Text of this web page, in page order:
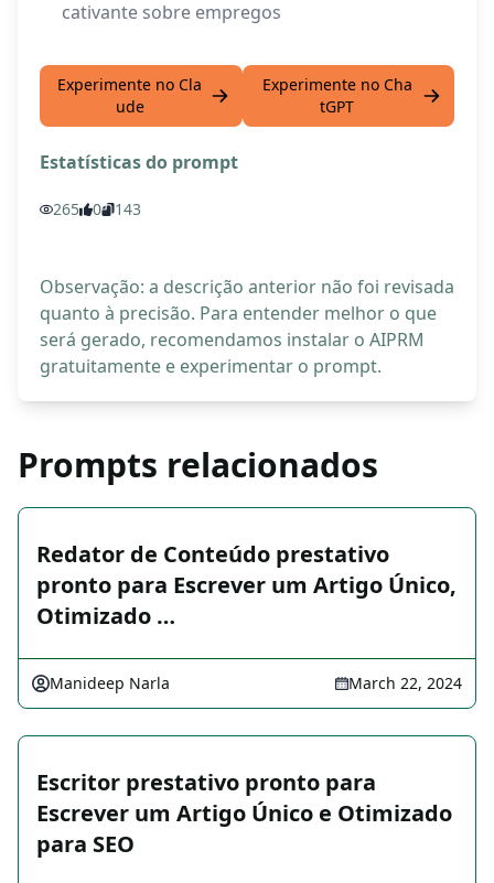
cativante sobre empregos
Experimente no Cla
ude
Experimente no Cha
tGPT
Estatísticas do prompt
265 0 143
Observação: a descrição anterior não foi revisada
quanto à precisão. Para entender melhor o que
será gerado, recomendamos instalar o AIPRM
gratuitamente e experimentar o prompt.
Prompts relacionados
Redator de Conteúdo prestativo
pronto para Escrever um Artigo Único,
Otimizado …
Manideep Narla March 22, 2024
Escritor prestativo pronto para
Escrever um Artigo Único e Otimizado
para SEO